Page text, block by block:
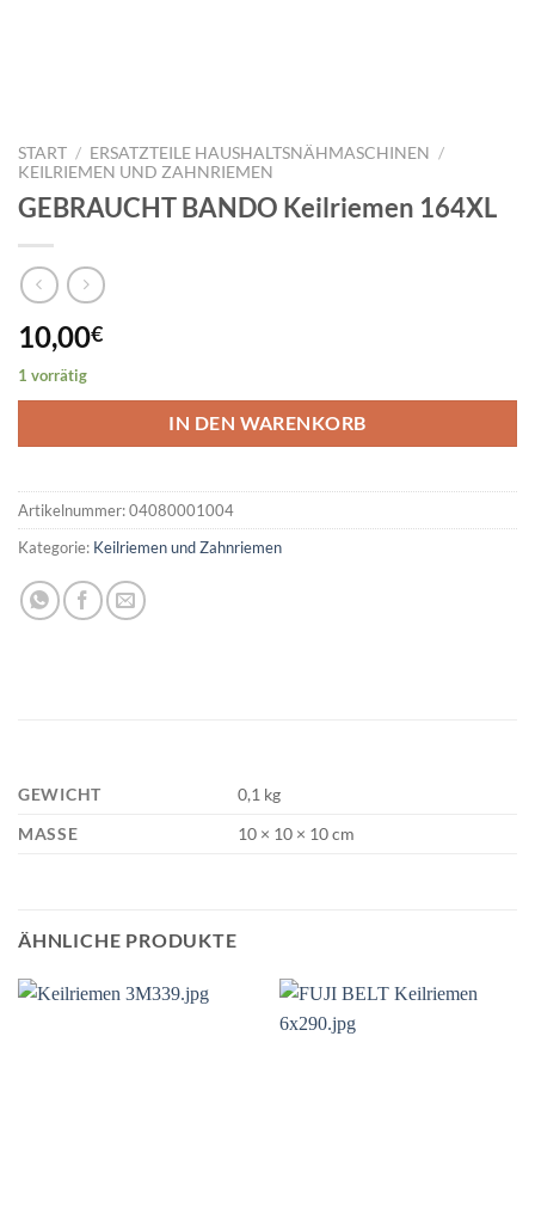
START / ERSATZTEILE HAUSHALTSNÄHMASCHINEN /
KEILRIEMEN UND ZAHNRIEMEN
GEBRAUCHT BANDO Keilriemen 164XL
10,00€
1 vorrätig
IN DEN WARENKORB
Artikelnummer:04080001004
Kategorie: Keilriemen und Zahnriemen
GEWICHT
0,1 kg
MASSE
10 × 10 × 10 cm
ÄHNLICHE PRODUKTE